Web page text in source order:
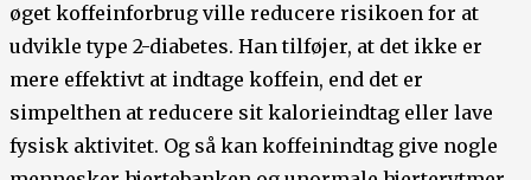
øget koffeinforbrug ville reducere risikoen for at
udvikle type 2-diabetes. Han tilføjer, at det ikke er
mere effektivt at indtage koffein, end det er
simpelthen at reducere sit kalorieindtag eller lave
fysisk aktivitet. Og så kan koffeinindtag give nogle